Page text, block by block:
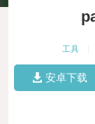
工具
安卓下载